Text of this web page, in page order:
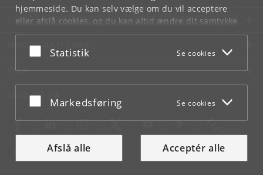
hjemmeside. Du kan selv vælge om du vil acceptere
eller afslå cookies, og du kan altid ændre dit samtykke
underCookie- og privatlivspolitiksom du finder i
bunden af hver side.
Acceptér eller afslå
Statistik Se cookies
Acceptér eller afslå
Markedsføring Se cookies
Afslå alle Acceptér alle
JOB OG KARRIERE
NØDSITUATIONER
WEB
MØD KU PÅ